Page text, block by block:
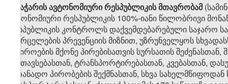
. აჭარის ავტონომიური რესპუბლიკის მთავრობამ
ავტონომიური რესპუბლიკის 100%-იანი წილობრივი
რესპუბლიკის კონტროლს დაქვემდებარებული საჯარო
გავრცელების პრევენციის მიზნით, უზრუნველყოს
საჭიროების მქონე პირებისათვის სურსათის
განთავსებასთან, ტრანსპორტირებასთან, კვებასთან,
სათანადო პირობების შექმნასთან, სხვა